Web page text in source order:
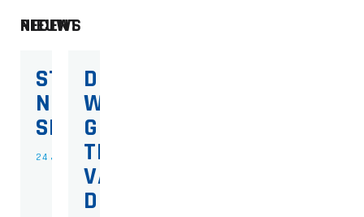
RECENT NIEUWS
START
NIEUWE
SEIZOEN
24 JULI 2026
DEZE
WEEK
GEEN
TRAINING
VANWEGE
DE HITTE